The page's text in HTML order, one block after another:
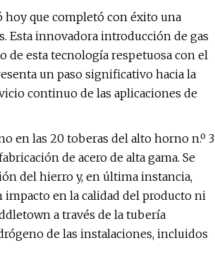
hoy que completó con éxito una
Esta innovadora introducción de gas
esta tecnología respetuosa con el
un paso significativo hacia la
continuo de las aplicaciones de
en las 20 toberas del alto horno n.º 3
de acero de alta gama. Se
del hierro y, en última instancia,
impacto en la calidad del producto ni
a través de la tubería
de las instalaciones, incluidos